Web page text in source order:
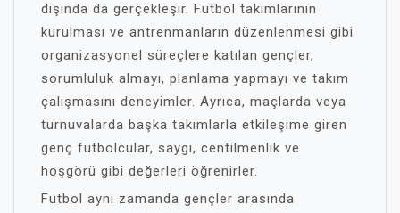
dışında da gerçekleşir. Futbol takımlarının
kurulması ve antrenmanların düzenlenmesi gibi
organizasyonel süreçlere katılan gençler,
sorumluluk almayı, planlama yapmayı ve takım
çalışmasını deneyimler. Ayrıca, maçlarda veya
turnuvalarda başka takımlarla etkileşime giren
genç futbolcular, saygı, centilmenlik ve
hoşgörü gibi değerleri öğrenirler.
Futbol aynı zamanda gençler arasında